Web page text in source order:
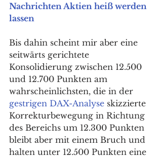
Nachrichten Aktien heiß werden
lassen
Bis dahin scheint mir aber eine
seitwärts gerichtete
Konsolidierung zwischen 12.500
und 12.700 Punkten am
wahrscheinlichsten, die in der
gestrigen DAX-Analyse skizzierte
Korrekturbewegung in Richtung
des Bereichs um 12.300 Punkten
bleibt aber mit einem Bruch und
halten unter 12.500 Punkten eine